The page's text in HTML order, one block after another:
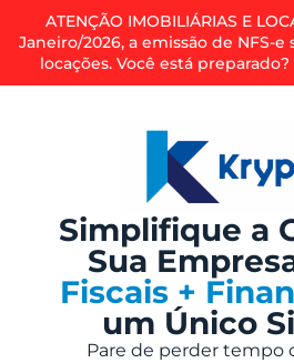
ATENÇÃO IMOBILIÁRIAS E
Janeiro/2026, a emissão de NFS-e
locações. Você está
Simplifique a
Sua
Fiscais +
um Único
Pare de perder tempo